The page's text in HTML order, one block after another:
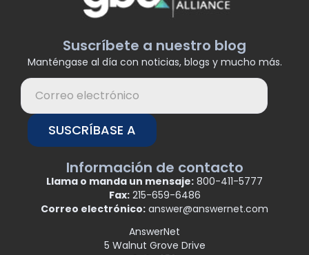
Suscríbete a nuestro blog
Manténgase al día con noticias, blogs y mucho más.
SUSCRÍBASE A
Información de contacto
Llama o manda un mensaje: 800-411-5777
Fax:215-659-6486
Correo electrónico: answer@answernet.com
AnswerNet
5 Walnut Grove Drive